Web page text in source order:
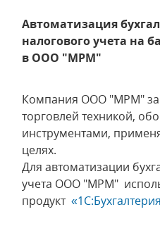
Автоматизация
налогового учета на
в ООО "МРМ"
Компания ООО "МРМ"
торговлей техникой,
инструментами,
целях.
Для автоматизации
учета ООО "МРМ"
продукт